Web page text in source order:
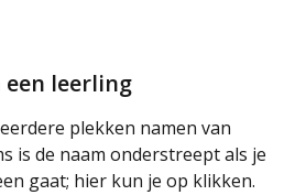
een leerling
plekken namen van
is de naam onderstreept als je
gaat; hier kun je op klikken.